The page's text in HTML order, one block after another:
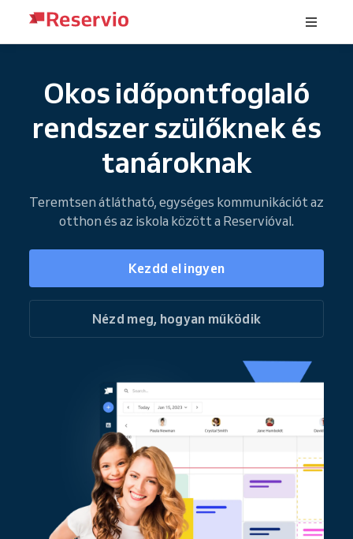
Okos időpontfoglaló
rendszer szülőknek és
tanároknak
Teremtsen átlátható, egységes kommunikációt az
otthon és az iskola között a Reservióval.
Kezdd el ingyen
Nézd meg, hogyan működik